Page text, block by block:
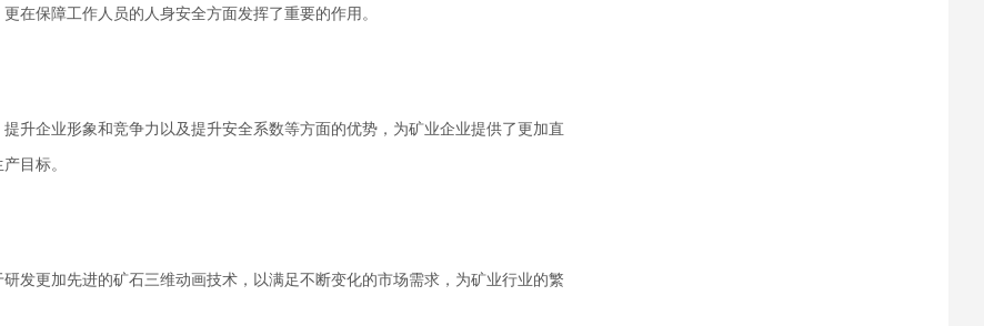
在保障工作人员的人身安全方面发挥了重要的作用。
升企业形象和竞争力以及提升安全系数等方面的优势，为矿业企业提供了更加直
目标。
发更加先进的矿石三维动画技术，以满足不断变化的市场需求，为矿业行业的繁